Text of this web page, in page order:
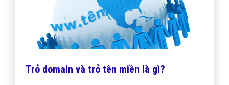
Trỏ domain và trỏ tên miền là gì?